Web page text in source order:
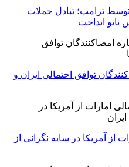
توسط ترامپ؛ تبادل حملات
انداخت
توافق احتمالی ایران و
آمریکا در سایه نگرانی از